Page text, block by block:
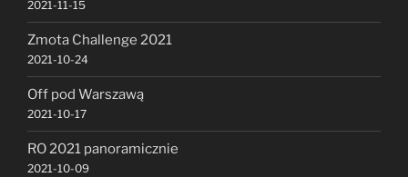
2021-11-15
Zmota Challenge 2021
2021-10-24
Off pod Warszawą
2021-10-17
RO 2021 panoramicznie
2021-10-09